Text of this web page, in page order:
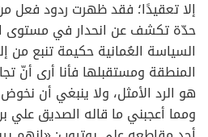
إلا تعقيدًا؛ فقد ظهرت ردود فعل
حدّة تكشف عن انحدار في مستوى
السياسة العُمانية حكيمة تنبع من
المنطقة ومستقبلها فأنا أرى أنّ
هو الرد الأمثل، ولا ينبغي أن
ومما أعجبني ما قاله الصديق